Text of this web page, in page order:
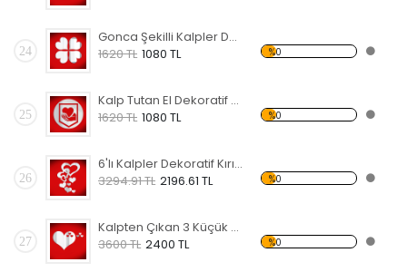
24
Gonca Şekilli Kalpler Dekoratif Kırılmaz Ayna
1620 TL 1080 TL %0
25
Kalp Tutan El Dekoratif Kırılmaz Ayna
1620 TL 1080 TL %0
26
6'lı Kalpler Dekoratif Kırılmaz Ayna
3294.91 TL 2196.61 TL %0
27
Kalpten Çıkan 3 Küçük Kalp Dekoratif Kırılmaz Ayna
3600 TL 2400 TL %0